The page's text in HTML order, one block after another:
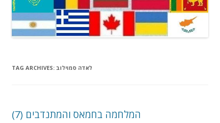
TAG ARCHIVES: לאדה סמוילוב
(7) המלחמה בחמאס והמתנדבים